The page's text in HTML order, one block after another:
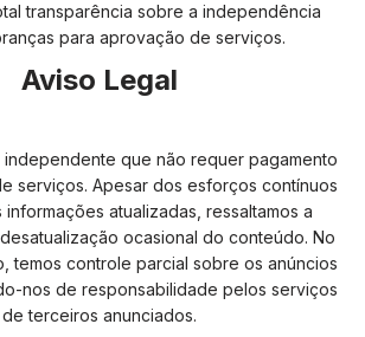
transparência sobre a independência
para aprovação de serviços.
Aviso Legal
independente que não requer pagamento
serviços. Apesar dos esforços contínuos
informações atualizadas, ressaltamos a
ocasional do conteúdo. No
temos controle parcial sobre os anúncios
nos de responsabilidade pelos serviços
de terceiros anunciados.